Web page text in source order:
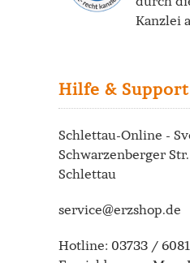
Kanzlei
Hilfe & Support
Schlettau-Online -
Schwarzenberger
Schlettau
service@erzshop.de
Hotline: 03733 /